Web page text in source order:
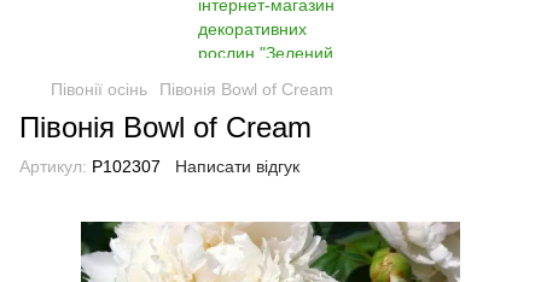
Півонії осінь Півонія Bowl of Cream
Півонія Bowl of Cream
Артикул: P102307 Написати відгук